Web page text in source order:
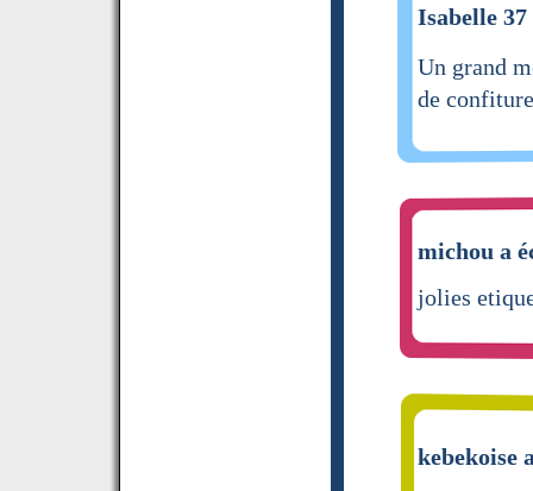
Isabelle
Un grand
de
michou a
jolies
kebekoise